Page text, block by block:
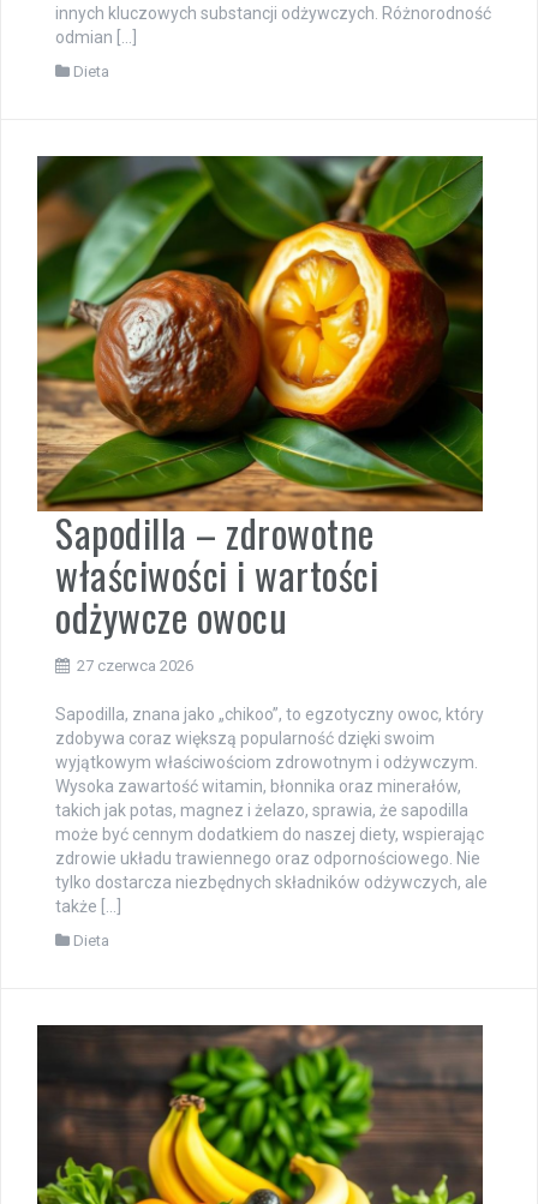
innych kluczowych substancji odżywczych. Różnorodność
odmian […]
Dieta
Sapodilla – zdrowotne
właściwości i wartości
odżywcze owocu
27 czerwca 2026
Sapodilla, znana jako „chikoo”, to egzotyczny owoc, który
zdobywa coraz większą popularność dzięki swoim
wyjątkowym właściwościom zdrowotnym i odżywczym.
Wysoka zawartość witamin, błonnika oraz minerałów,
takich jak potas, magnez i żelazo, sprawia, że sapodilla
może być cennym dodatkiem do naszej diety, wspierając
zdrowie układu trawiennego oraz odpornościowego. Nie
tylko dostarcza niezbędnych składników odżywczych, ale
także […]
Dieta